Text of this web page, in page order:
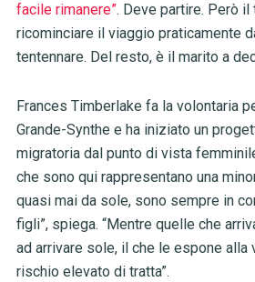
facile rimanere”. Deve partire. Però
ricominciare il viaggio praticamente
tentennare. Del resto, è il marito a
Frances Timberlake fa la volontaria
Grande-Synthe e ha iniziato un
migratoria dal punto di vista
che sono qui rappresentano una
quasi mai da sole, sono sempre in
figli”, spiega. “Mentre quelle che
ad arrivare sole, il che le espone alla
rischio elevato di tratta”.